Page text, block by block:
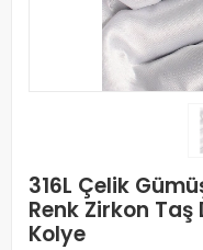
316L Çelik
Renk Zirkon Taş
Kolye